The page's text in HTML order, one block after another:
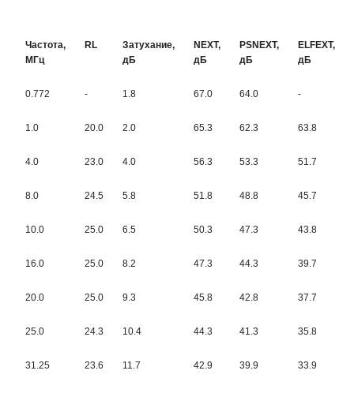
Частота,
МГц
RL
Затухание,
дБ
NEXT,
дБ
PSNEXT,
дБ
ELFEXT,
дБ
0.772 - 1.8 67.0 64.0 -
1.0 20.0 2.0 65.3 62.3 63.8
4.0 23.0 4.0 56.3 53.3 51.7
8.0 24.5 5.8 51.8 48.8 45.7
10.0 25.0 6.5 50.3 47.3 43.8
16.0 25.0 8.2 47.3 44.3 39.7
20.0 25.0 9.3 45.8 42.8 37.7
25.0 24.3 10.4 44.3 41.3 35.8
31.25 23.6 11.7 42.9 39.9 33.9